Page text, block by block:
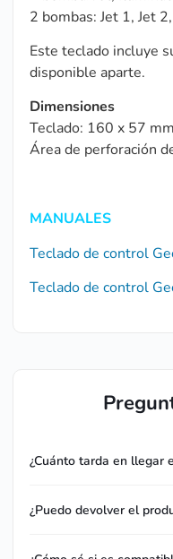
2 bombas: Jet 1, Jet
Este teclado incluye
disponible aparte.
Dimensiones
Teclado: 160 x 57 mm
Área de perforación
MANUALES
Teclado de control
Teclado de control
¿Cuánto tarda en llegar
¿Puedo devolver el